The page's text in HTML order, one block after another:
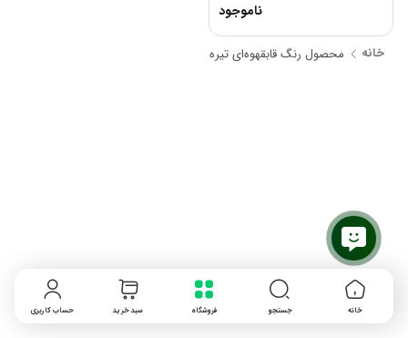
خانه جستجو فروشگاه سبد خرید حساب کاربری
ناموجود
خانه محصول رنگ قابقهوه‌ای تیره